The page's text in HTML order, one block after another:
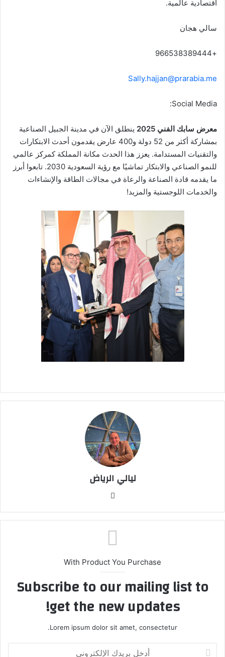
اقتصادية عالمية.
سالي هجان
+966538389444
Sally.hajjan@prarabia.me
Social Media:
معرض سابك الفني 2025
ينطلق الآن في مدينة الجبيل الصناعية
بمشاركة أكثر من 52 دولة و400 عارض يقدمون أحدث الابتكارات
والتقنيات المستدامة. يعزز هذا الحدث مكانة المملكة كمركز عالمي
للنمو الصناعي والابتكار تماشيًا مع رؤية السعودية 2030. تابعوا أبرز
ما يقدمه قادة الصناعة والرعاة في مجالات الطاقة والإنشاءات
والخدمات اللوجستية والمزيد!
ليالي الرياض
الوي
With Product You Purchase
Subscribe to our mailing list to
get the new updates!
Lorem ipsum dolor sit amet, consectetur.